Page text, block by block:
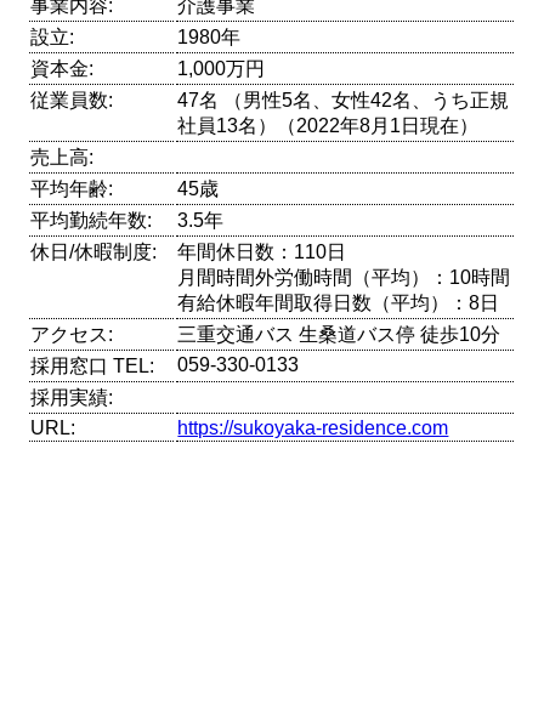
事業内容:
介護事業
設立:
1980年
資本金:
1,000万円
従業員数:
47名 （男性5名、女性42名、うち正規
社員13名）（2022年8月1日現在）
売上高:
平均年齢:
45歳
平均勤続年数:
3.5年
休日/休暇制度:
年間休日数：110日
月間時間外労働時間（平均）：10時間
有給休暇年間取得日数（平均）：8日
アクセス:
三重交通バス 生桑道バス停 徒歩10分
採用窓口 TEL:
059-330-0133
採用実績:
URL:
https://sukoyaka-residence.com